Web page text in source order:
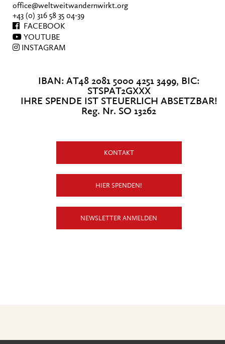
office@weltweitwandernwirkt.org
+43 (0) 316 58 35 04-39
FACEBOOK
YOUTUBE
INSTAGRAM
IBAN: AT48 2081 5000 4251 3499, BIC:
STSPAT2GXXX
IHRE SPENDE IST STEUERLICH ABSETZBAR!
Reg. Nr. SO 13262
KONTAKT
HIER SPENDEN!
NEWSLETTER ANMELDEN